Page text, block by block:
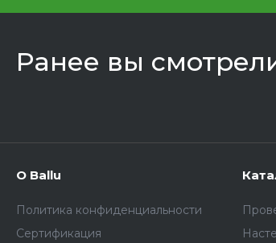
Ранее вы
О Ballu
Политика конфиденциальности
Сертификация